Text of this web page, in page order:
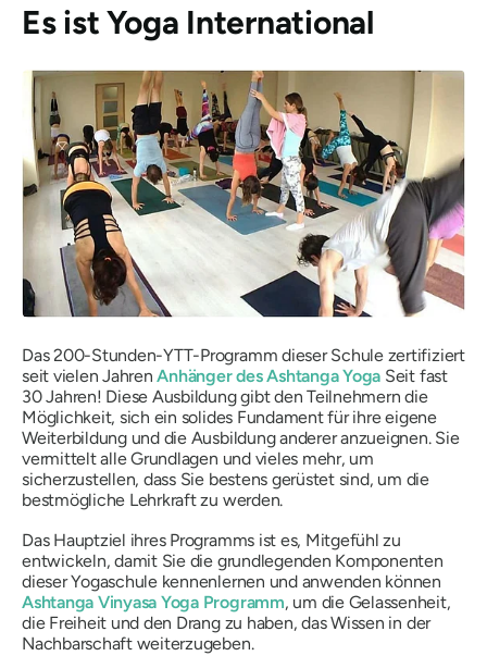
Es ist Yoga International
Das 200-Stunden-YTT-Programm dieser Schule zertifiziert
seit vielen JahrenAnhänger des Ashtanga Yoga Seit fast
30 Jahren! Diese Ausbildung gibt den Teilnehmern die
Möglichkeit, sich ein solides Fundament für ihre eigene
Weiterbildung und die Ausbildung anderer anzueignen. Sie
vermittelt alle Grundlagen und vieles mehr, um
sicherzustellen, dass Sie bestens gerüstet sind, um die
bestmögliche Lehrkraft zu werden.
Das Hauptziel ihres Programms ist es, Mitgefühl zu
entwickeln, damit Sie die grundlegenden Komponenten
dieser Yogaschule kennenlernen und anwenden können
Ashtanga Vinyasa Yoga Programm, um die Gelassenheit,
die Freiheit und den Drang zu haben, das Wissen in der
Nachbarschaft weiterzugeben.